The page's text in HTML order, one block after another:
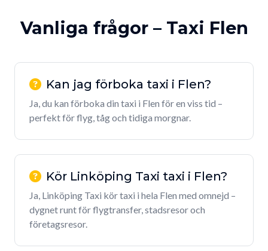
Vanliga frågor – Taxi Flen
Kan jag förboka taxi i Flen?
Ja, du kan förboka din taxi i Flen för en viss tid –
perfekt för flyg, tåg och tidiga morgnar.
Kör Linköping Taxi taxi i Flen?
Ja, Linköping Taxi kör taxi i hela Flen med omnejd –
dygnet runt för flygtransfer, stadsresor och
företagsresor.